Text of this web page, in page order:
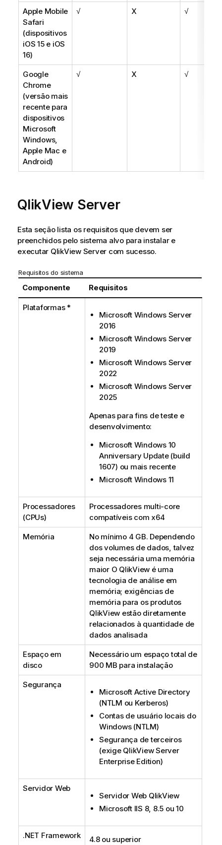
Apple Mobile
Safari
(dispositivos
iOS 15e iOS
16)
√ X √
Google
Chrome
(versão mais
recente para
dispositivos
Microsoft
Windows,
Apple Mac e
Android)
√ X √
QlikView Server
Esta seção lista os requisitos que devem ser
preenchidos pelo sistema alvo para instalar e
executar QlikView Server com sucesso.
Requisitos do sistema
Componente Requisitos
Plataformas *
Microsoft Windows Server
2016
Microsoft Windows Server
2019
Microsoft Windows Server
2022
Microsoft Windows Server
2025
Apenas para fins de teste e
desenvolvimento:
Microsoft Windows 10
Anniversary Update (build
1607) ou mais recente
Microsoft Windows 11
Processadores
(CPUs)
Processadores multi-core
compatíveis com x64
Memória
No mínimo 4 GB. Dependendo
dos volumes de dados, talvez
seja necessária uma memória
maior O QlikView é uma
tecnologia de análise em
memória; exigências de
memória para os produtos
QlikView estão diretamente
relacionados à quantidade de
dados analisada
Espaço em
disco
Necessário um espaço total de
900 MB para instalação
Segurança
Microsoft Active Directory
(NTLM ou Kerberos)
Contas de usuário locais do
Windows(NTLM)
Segurança de terceiros
(exige QlikView Server
Enterprise Edition)
Servidor Web
Servidor Web QlikView
Microsoft IIS 8, 8.5 ou 10
.NET Framework 4.8 ou superior